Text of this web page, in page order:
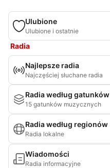
Ulubione
Ulubione i ostatnie
Radia
Najlepsze radia
Najczęściej słuchane radia
Radia według gatunków
15 gatunków muzycznych
Radia według regionów
Radia lokalne
Wiadomości
Radia informacyjne